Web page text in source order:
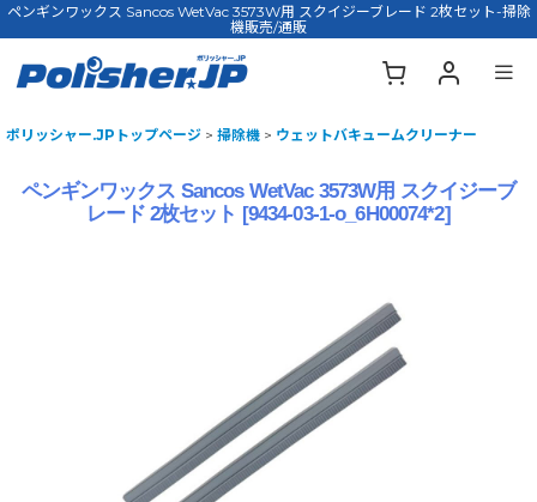
ペンギンワックス Sancos WetVac 3573W用 スクイジーブレード 2枚セット-掃除
機販売/通販
ポリッシャー.JPトップページ > 掃除機 > ウェットバキュームクリーナー
ペンギンワックス Sancos WetVac 3573W用 スクイジーブ
レード 2枚セット [9434-03-1-o_6H00074*2]